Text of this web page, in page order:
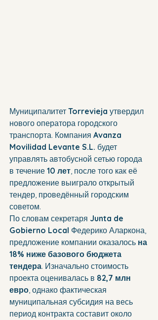
Муниципалитет Torrevieja утвердил
нового оператора городского
транспорта. Компания Avanza
Movilidad Levante S.L. будет
управлять автобусной сетью города
в течение 10 лет, после того как её
предложение выиграло открытый
тендер, проведённый городским
советом.
По словам секретаря Junta de
Gobierno Local Федерико Аларкона,
предложение компании оказалось на
18% ниже базового бюджета
тендера. Изначально стоимость
проекта оценивалась в 82,7 млн
евро, однако фактическая
муниципальная субсидия на весь
период контракта составит около